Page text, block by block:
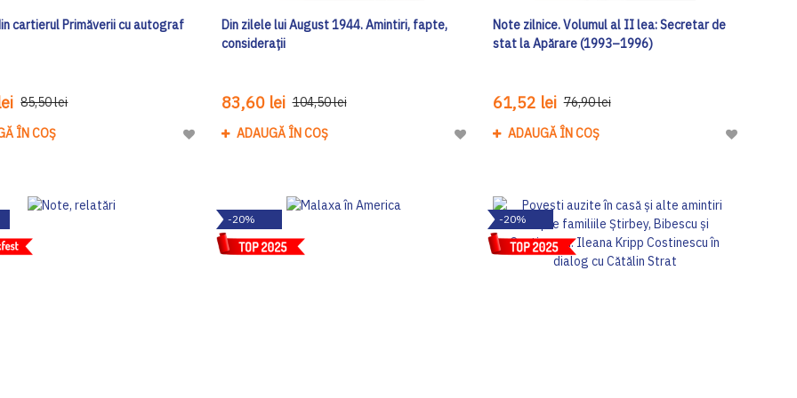
cartierul Primăverii cu autograf
85,50 lei
ÎN COȘ
Adaugă
Dorinte
Din zilele lui August 1944. Amintiri, fapte,
considerații
83,60 lei 104,50 lei
ADAUGĂ ÎN COȘ
Adaugă
Dorinte
Note zilnice. Volumul al II lea: Secretar de
stat la Apărare (1993–1996)
61,52 lei 76,90 lei
ADAUGĂ ÎN COȘ
Adaugă
-20% -20%